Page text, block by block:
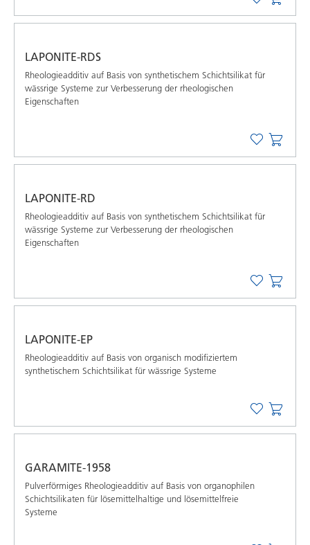
LAPONITE-RDS
Rheologieadditiv auf Basis von synthetischem Schichtsilikat für
wässrige Systeme zur Verbesserung der rheologischen
Eigenschaften
LAPONITE-RD
Rheologieadditiv auf Basis von synthetischem Schichtsilikat für
wässrige Systeme zur Verbesserung der rheologischen
Eigenschaften
LAPONITE-EP
Rheologieadditiv auf Basis von organisch modifiziertem
synthetischem Schichtsilikat für wässrige Systeme
GARAMITE-1958
Pulverförmiges Rheologieadditiv auf Basis von organophilen
Schichtsilikaten für lösemittelhaltige und lösemittelfreie
Systeme